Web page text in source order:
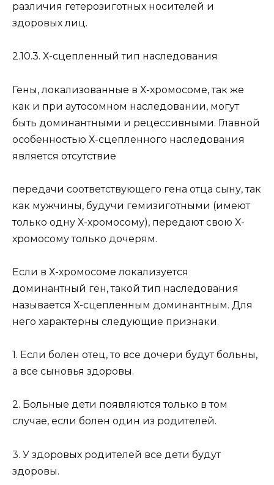
различия гетерозиготных носителей и
здоровых лиц.
2.10.3. Х-сцепленный тип наследования
Гены, локализованные в Х-хромосоме, так же
как и при аутосомном наследовании, могут
быть доминантными и рецессивными. Главной
особенностью Х-сцепленного наследования
является отсутствие
передачи соответствующего гена отца сыну, так
как мужчины, будучи гемизиготными (имеют
только одну Х-хромосому), передают свою Х-
хромосому только дочерям.
Если в Х-хромосоме локализуется
доминантный ген, такой тип наследования
называется Х-сцепленным доминантным. Для
него характерны следующие признаки.
1. Если болен отец, то все дочери будут больны,
а все сыновья здоровы.
2. Больные дети появляются только в том
случае, если болен один из родителей.
3. У здоровых родителей все дети будут
здоровы.